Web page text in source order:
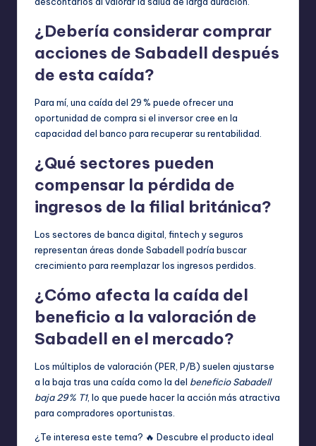
¿Debería considerar comprar
acciones de Sabadell después
de esta caída?
Para mí, una caída del 29 % puede ofrecer una
oportunidad de compra si el inversor cree en la
capacidad del banco para recuperar su rentabilidad.
¿Qué sectores pueden
compensar la pérdida de
ingresos de la filial británica?
Los sectores de banca digital, fintech y seguros
representan áreas donde Sabadell podría buscar
crecimiento para reemplazar los ingresos perdidos.
¿Cómo afecta la caída del
beneficio a la valoración de
Sabadell en el mercado?
Los múltiplos de valoración (PER, P/B) suelen ajustarse
a la baja tras una caída como la del beneficio Sabadell
baja 29% T1, lo que puede hacer la acción más atractiva
para compradores oportunistas.
¿Te interesa este tema? 🔥 Descubre el producto ideal